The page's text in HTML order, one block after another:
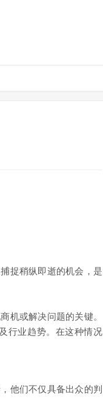
捉稍纵即逝的机会，是
机或解决问题的关键。
行业趋势。在这种情况
他们不仅具备出众的判